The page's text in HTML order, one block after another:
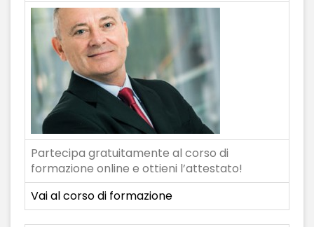
Partecipa gratuitamente al corso di
formazione online e ottieni l’attestato!
Vai al corso di formazione